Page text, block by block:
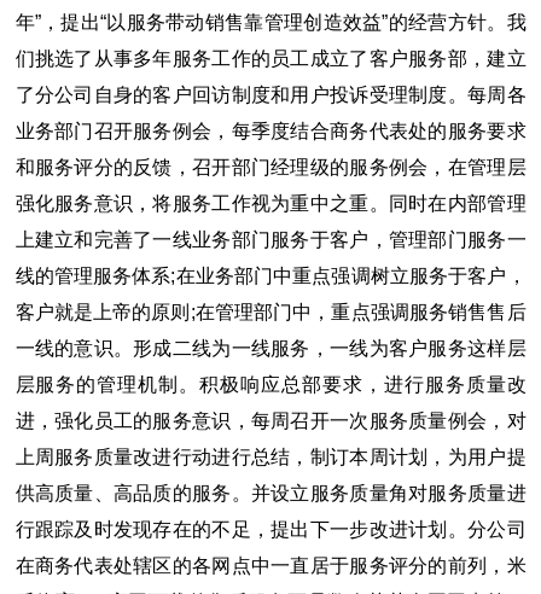
年”，提出“以服务带动销售靠管理创造效益”的经营方针。我
们挑选了从事多年服务工作的员工成立了客户服务部，建立
了分公司自身的客户回访制度和用户投诉受理制度。每周各
业务部门召开服务例会，每季度结合商务代表处的服务要求
和服务评分的反馈，召开部门经理级的服务例会，在管理层
强化服务意识，将服务工作视为重中之重。同时在内部管理
上建立和完善了一线业务部门服务于客户，管理部门服务一
线的管理服务体系;在业务部门中重点强调树立服务于客户，
客户就是上帝的原则;在管理部门中，重点强调服务销售售后
一线的意识。形成二线为一线服务，一线为客户服务这样层
层服务的管理机制。积极响应总部要求，进行服务质量改
进，强化员工的服务意识，每周召开一次服务质量例会，对
上周服务质量改进行动进行总结，制订本周计划，为用户提
供高质量、高品质的服务。并设立服务质量角对服务质量进
行跟踪及时发现存在的不足，提出下一步改进计划。分公司
在商务代表处辖区的各网点中一直居于服务评分的前列，米